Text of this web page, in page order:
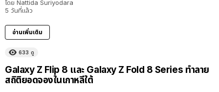
โดย Nattida Suriyodara
5 วันที่แล้ว
อ่านเพิ่มเติม
633 ดู
Galaxy Z Flip 8 และ Galaxy Z Fold 8 Series ทำลาย
สถิติยอดจองในเกาหลีใต้